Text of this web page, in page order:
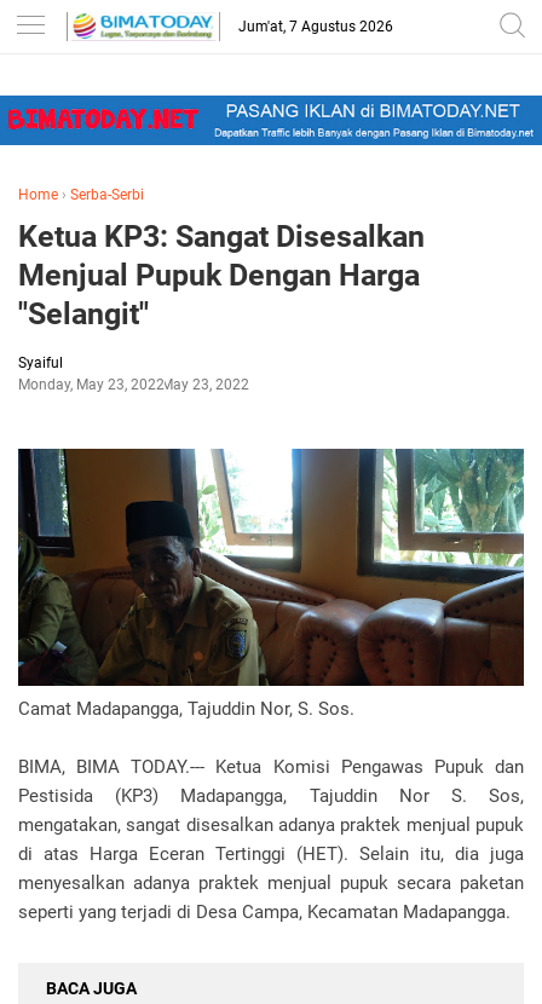
-->
Jum'at, 7 Agustus 2026
Home › Serba-Serbi
Ketua KP3: Sangat Disesalkan
Menjual Pupuk Dengan Harga
"Selangit"
Syaiful
Monday, May 23, 2022May 23, 2022
Camat Madapangga, Tajuddin Nor, S. Sos.
BIMA, BIMA TODAY.--- Ketua Komisi Pengawas Pupuk dan
Pestisida (KP3) Madapangga, Tajuddin Nor S. Sos,
mengatakan, sangat disesalkan adanya praktek menjual pupuk
di atas Harga Eceran Tertinggi (HET). Selain itu, dia juga
menyesalkan adanya praktek menjual pupuk secara paketan
seperti yang terjadi di Desa Campa, Kecamatan Madapangga.
BACA JUGA